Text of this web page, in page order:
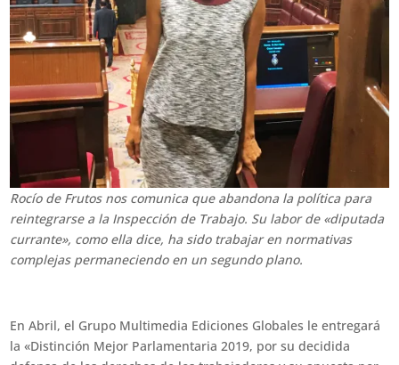
Rocío de Frutos nos comunica que abandona la política para
reintegrarse a la Inspección de Trabajo. Su labor de «diputada
currante», como ella dice, ha sido trabajar en normativas
complejas permaneciendo en un segundo plano.
En Abril, el Grupo Multimedia Ediciones Globales le entregará
la «Distinción Mejor Parlamentaria 2019, por su decidida